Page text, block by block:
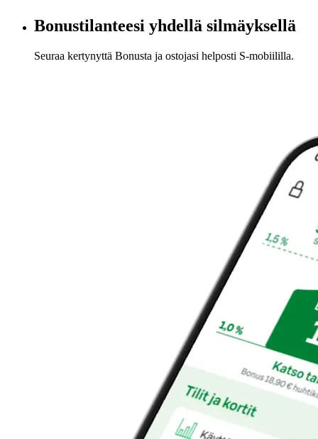
Bonustilanteesi yhdellä silmäyksellä
Seuraa kertynyttä Bonusta ja ostojasi helposti S-mobiililla.